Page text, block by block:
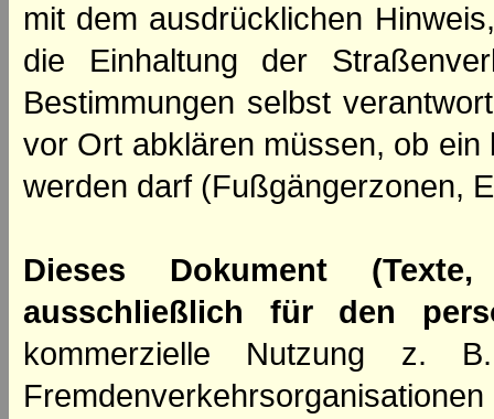
mit dem ausdrücklichen
die Einhaltung der
Bestimmungen selbst
vor Ort abklären müssen, ob
werden darf (Fußgängerzonen,
Dieses Dokument
ausschließlich für den
kommerzielle Nutzung z.